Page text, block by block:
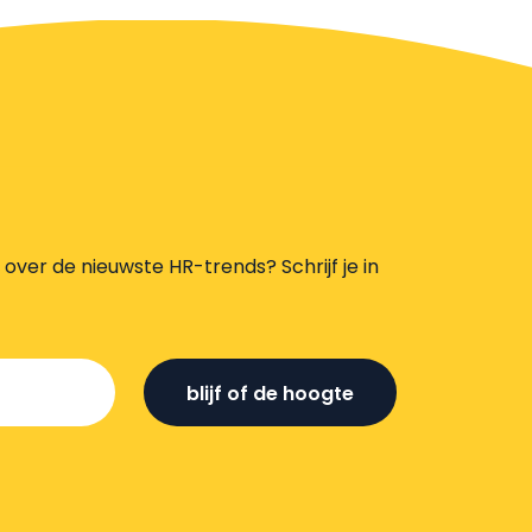
de nieuwste HR-trends? Schrijf je in
blijf of de hoogte